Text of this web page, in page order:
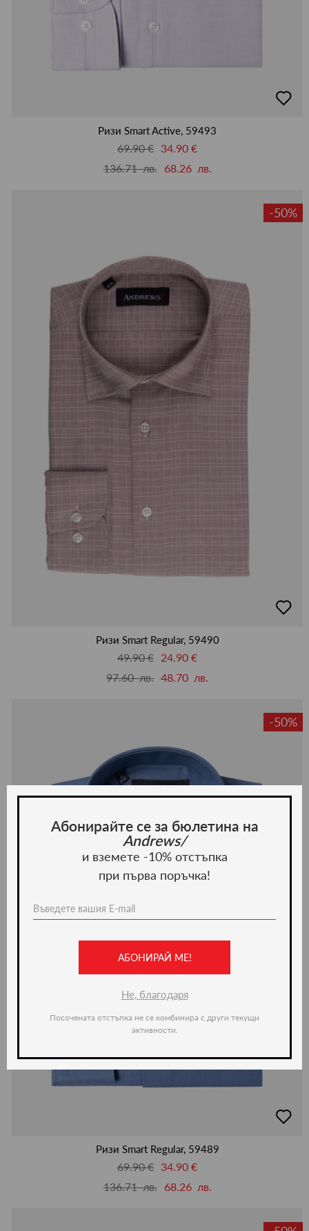
в
Ризи Smart Active, 59493
69.90 € 34.90 €
136.71 лв.
68.26 лв.
-50%
в
Ризи Smart Regular, 59490
49.90 € 24.90 €
97.60 лв. 48.70 лв.
-50%
в
Ризи Smart Regular, 59489
69.90 € 34.90 €
136.71 лв.
68.26 лв.
Абонирайте се за бюлетина на
Andrews/
и вземете -10% отстъпка
при първа поръчка!
АБОНИРАЙ МЕ!
Не, благодаря
Посочената отстъпка не се комбинира с други текущи
активности.